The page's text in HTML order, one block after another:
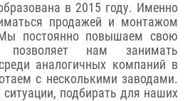
в 2015 году. Именно
продажей и монтажом
постоянно повышаем свою
позволяет нам занимать
аналогичных компаний в
с несколькими заводами.
подбирать для наших